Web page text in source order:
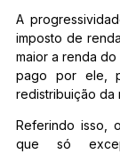
A
imposto de
maior a renda
pago por ele,
redistribuição da
Referindo isso,
que só